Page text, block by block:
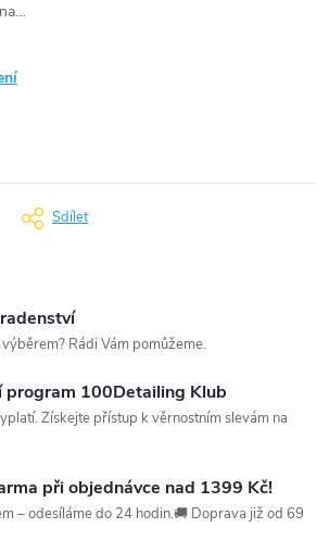
Sdílet
Rádi Vám pomůžeme.
program 100Detailing Klub
Získejte přístup k věrnostním slevám na
při objednávce nad 1399 Kč!
– odesíláme do 24 hodin.🚚 Doprava již od 69